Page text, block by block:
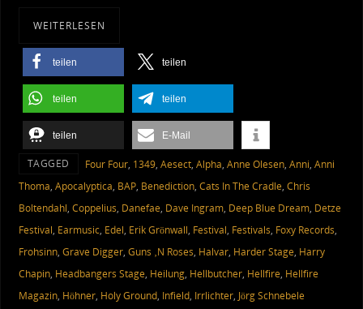
WEITERLESEN
teilen teilen
teilen teilen
teilen E-Mail
TAGGED ‎ Four Four, 1349, Aesect, Alpha, Anne Olesen, Anni, Anni
Thoma, Apocalyptica, BAP, Benediction, Cats In The Cradle, Chris
Boltendahl, Coppelius, Danefae, Dave Ingram, Deep Blue Dream, Detze
Festival, Earmusic, Edel, Erik Grönwall, Festival, Festivals, Foxy Records,
Frohsinn, Grave Digger, Guns ‚N Roses, Halvar, Harder Stage, Harry
Chapin, Headbangers Stage, Heilung, Hellbutcher, Hellfire, Hellfire
Magazin, Höhner, Holy Ground, Infield, Irrlichter, Jörg Schnebele